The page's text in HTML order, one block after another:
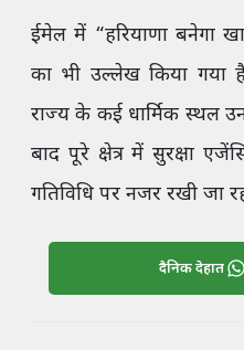
ईमेल में “हरियाणा बनेगा
का भी उल्लेख किया गया
राज्य के कई धार्मिक स्थल
बाद पूरे क्षेत्र में सुरक्षा
गतिविधि पर नजर रखी जा
दैनिक देहात